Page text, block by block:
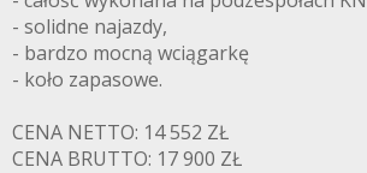
- solidne najazdy,
- bardzo mocną wciągarkę
- koło zapasowe.
CENA NETTO: 14 552 ZŁ
CENA BRUTTO: 17 900 ZŁ